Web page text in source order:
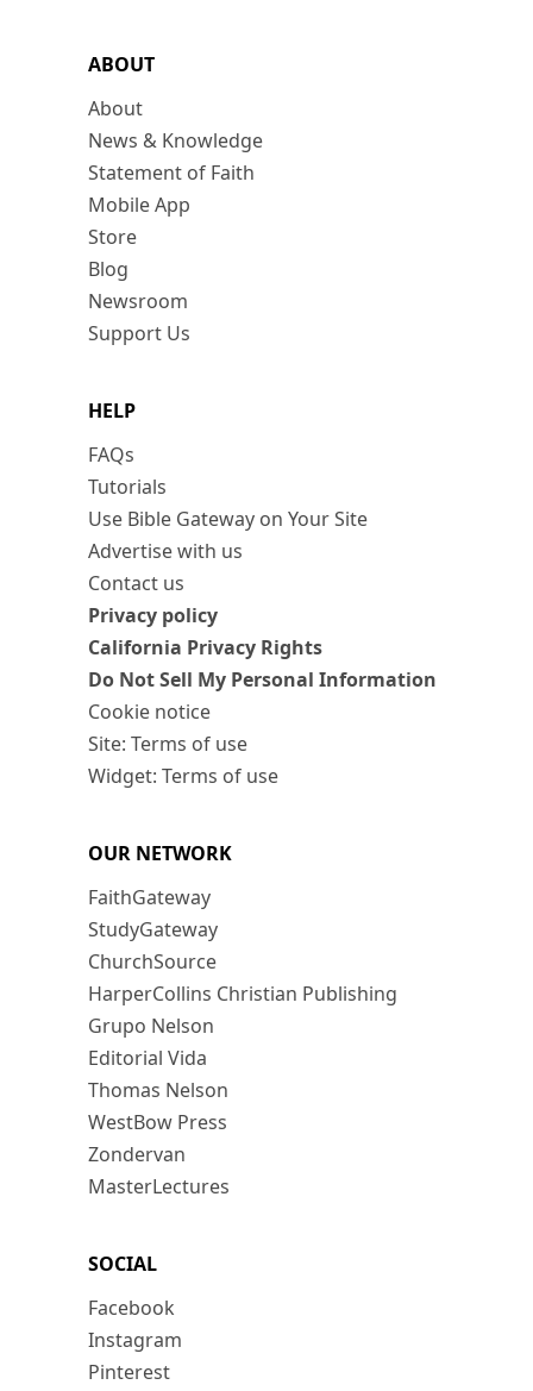
ABOUT
About
News & Knowledge
Statement of Faith
Mobile App
Store
Blog
Newsroom
Support Us
HELP
FAQs
Tutorials
Use Bible Gateway on Your Site
Advertise with us
Contact us
Privacy policy
California Privacy Rights
Do Not Sell My Personal Information
Cookie notice
Site: Terms of use
Widget: Terms of use
OUR NETWORK
FaithGateway
StudyGateway
ChurchSource
HarperCollins Christian Publishing
Grupo Nelson
Editorial Vida
Thomas Nelson
WestBow Press
Zondervan
MasterLectures
SOCIAL
Facebook
Instagram
Pinterest